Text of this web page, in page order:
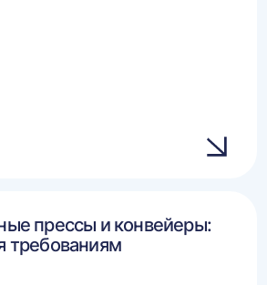
прессы и конвейеры:
требованиям